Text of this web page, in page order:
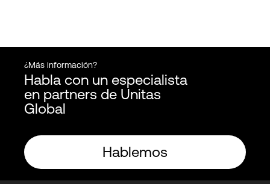
¿Más información?
Habla con un especialista
en partners de Unitas
Global
Hablemos